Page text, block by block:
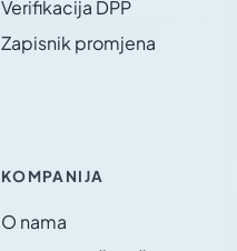
Verifikacija DPP
Zapisnik promjena
KOMPANIJA
O nama